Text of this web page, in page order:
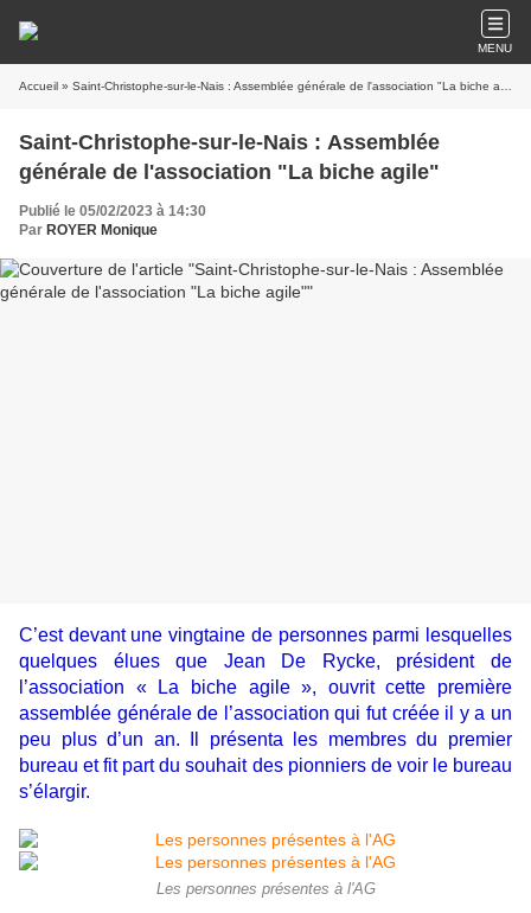
MENU
Accueil » Saint-Christophe-sur-le-Nais : Assemblée générale de l'association "La biche agile"
Saint-Christophe-sur-le-Nais : Assemblée
générale de l'association "La biche agile"
Publié le 05/02/2023 à 14:30
Par ROYER Monique
C’est devant une vingtaine de personnes parmi lesquelles
quelques élues que Jean De Rycke, président de
l’association « La biche agile », ouvrit cette première
assemblée générale de l’association qui fut créée il y a un
peu plus d’un an. Il présenta les membres du premier
bureau et fit part du souhait des pionniers de voir le bureau
s’élargir.
Les personnes présentes à l'AG